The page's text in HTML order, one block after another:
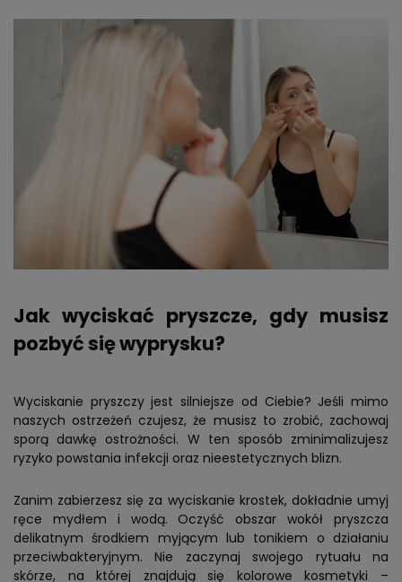
Jak wyciskać pryszcze, gdy musisz
pozbyć się wyprysku?
Wyciskanie pryszczy jest silniejsze od Ciebie? Jeśli mimo
naszych ostrzeżeń czujesz, że musisz to zrobić, zachowaj
sporą dawkę ostrożności. W ten sposób zminimalizujesz
ryzyko powstania infekcji oraz nieestetycznych blizn.
Zanim zabierzesz się za wyciskanie krostek, dokładnie umyj
ręce mydłem i wodą. Oczyść obszar wokół pryszcza
delikatnym środkiem myjącym lub tonikiem o działaniu
przeciwbakteryjnym. Nie zaczynaj swojego rytuału na
skórze, na której znajdują się kolorowe kosmetyki –